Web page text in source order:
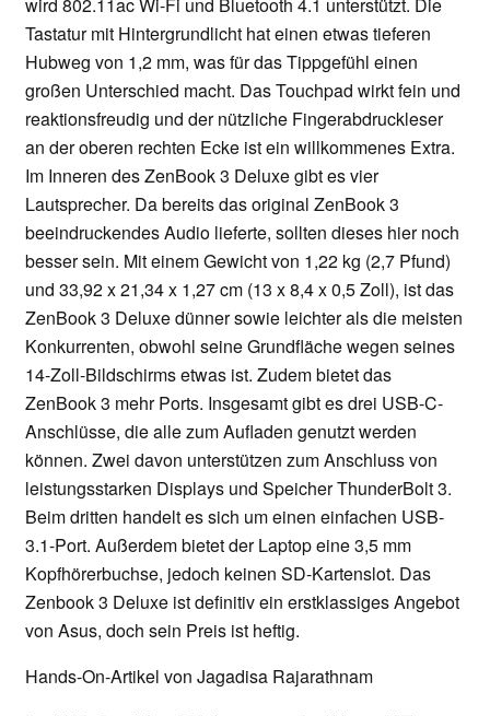
wird 802.11ac Wi-Fi und Bluetooth 4.1 unterstützt. Die
Tastatur mit Hintergrundlicht hat einen etwas tieferen
Hubweg von 1,2 mm, was für das Tippgefühl einen
großen Unterschied macht. Das Touchpad wirkt fein und
reaktionsfreudig und der nützliche Fingerabdruckleser
an der oberen rechten Ecke ist ein willkommenes Extra.
Im Inneren des ZenBook 3 Deluxe gibt es vier
Lautsprecher. Da bereits das original ZenBook 3
beeindruckendes Audio lieferte, sollten dieses hier noch
besser sein. Mit einem Gewicht von 1,22 kg (2,7 Pfund)
und 33,92 x 21,34 x 1,27 cm (13 x 8,4 x 0,5 Zoll), ist das
ZenBook 3 Deluxe dünner sowie leichter als die meisten
Konkurrenten, obwohl seine Grundfläche wegen seines
14-Zoll-Bildschirms etwas ist. Zudem bietet das
ZenBook 3 mehr Ports. Insgesamt gibt es drei USB-C-
Anschlüsse, die alle zum Aufladen genutzt werden
können. Zwei davon unterstützen zum Anschluss von
leistungsstarken Displays und Speicher ThunderBolt 3.
Beim dritten handelt es sich um einen einfachen USB-
3.1-Port. Außerdem bietet der Laptop eine 3,5 mm
Kopfhörerbuchse, jedoch keinen SD-Kartenslot. Das
Zenbook 3 Deluxe ist definitiv ein erstklassiges Angebot
von Asus, doch sein Preis ist heftig.
Hands-On-Artikel von Jagadisa Rajarathnam